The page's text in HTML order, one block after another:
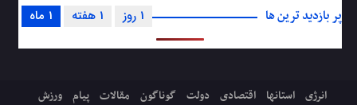
پر بازدید ترین ها 1 ماه 1 هفته 1 روز
انرژی استانها اقتصادی دولت گوناگون مقالات پیام ورزش